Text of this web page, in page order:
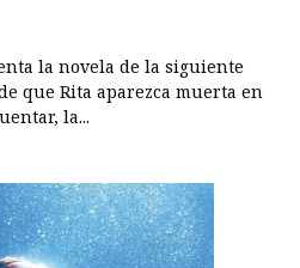
la novela de la siguiente
que Rita aparezca muerta en
la...